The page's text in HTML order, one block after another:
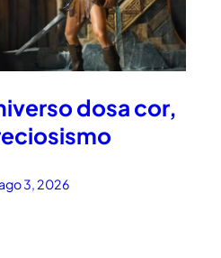
dosa cor,
3, 2026